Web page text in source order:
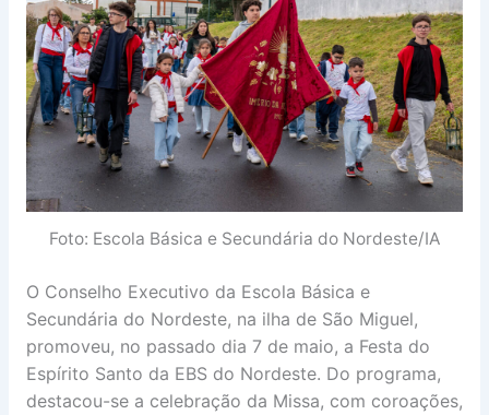
Foto: Escola Básica e Secundária do Nordeste/IA
O Conselho Executivo da Escola Básica e
Secundária do Nordeste, na ilha de São Miguel,
promoveu, no passado dia 7 de maio, a Festa do
Espírito Santo da EBS do Nordeste. Do programa,
destacou-se a celebração da Missa, com coroações,